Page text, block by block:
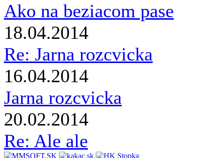
Ako na beziacom pase
18.04.2014
Re: Jarna rozcvicka
16.04.2014
Jarna rozcvicka
20.02.2014
Re: Ale ale